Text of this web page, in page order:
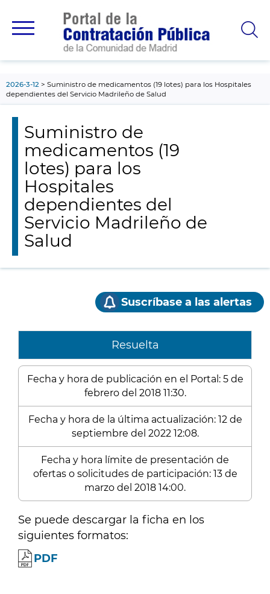
principal
2026-3-12
Suministro de medicamentos (19 lotes) para los Hospitales
dependientes del Servicio Madrileño de Salud
Suministro de
medicamentos (19
lotes) para los
Hospitales
dependientes del
Servicio Madrileño de
Salud
Suscríbase a las alertas
Resuelta
Fecha y hora de publicación en el Portal: 5 de
febrero del 2018 11:30.
Fecha y hora de la última actualización: 12 de
septiembre del 2022 12:08.
Fecha y hora límite de presentación de
ofertas o solicitudes de participación: 13 de
marzo del 2018 14:00.
Se puede descargar la ficha en los
siguientes formatos:
PDF